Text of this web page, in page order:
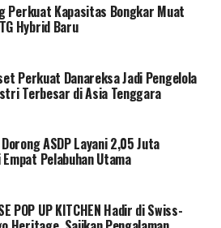
Perkuat Kapasitas Bongkar Muat
Hybrid Baru
Perkuat Danareksa Jadi Pengelola
Terbesar di Asia Tenggara
ASDP Layani 2,05 Juta
Pelabuhan Utama
POP UP KITCHEN Hadir di Swiss-